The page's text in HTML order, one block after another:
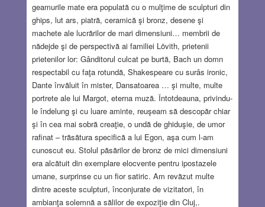
geamurile mate era populată cu o mulţime de sculpturi din
ghips, lut ars, piatră, ceramică şi bronz, desene şi
machete ale lucrărilor de mari dimensiuni… membrii de
nădejde şi de perspectivă ai familiei Lövith, prietenii
prietenilor lor: Gânditorul culcat pe burtă, Bach un domn
respectabil cu faţa rotundă, Shakespeare cu surâs ironic,
Dante învăluit în mister, Dansatoarea … şi multe, multe
portrete ale lui Margot, eterna muză. Întotdeauna, privindu-
le îndelung şi cu luare aminte, reuşeam să descopăr chiar
şi în cea mai sobră creaţie, o undă de ghiduşie, de umor
rafinat – trăsătura specifică a lui Egon, aşa cum l-am
cunoscut eu. Stolul păsărilor de bronz de mici dimensiuni
era alcătuit din exemplare elocvente pentru ipostazele
umane, surprinse cu un fior satiric. Am revăzut multe
dintre aceste sculpturi, înconjurate de vizitatori, în
ambianţa solemnă a sălilor de expoziţie din Cluj,.